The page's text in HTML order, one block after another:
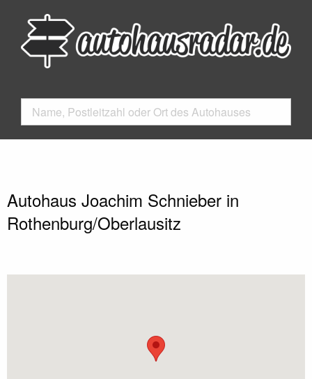
Autohaus Joachim Schnieber in
Rothenburg/Oberlausitz